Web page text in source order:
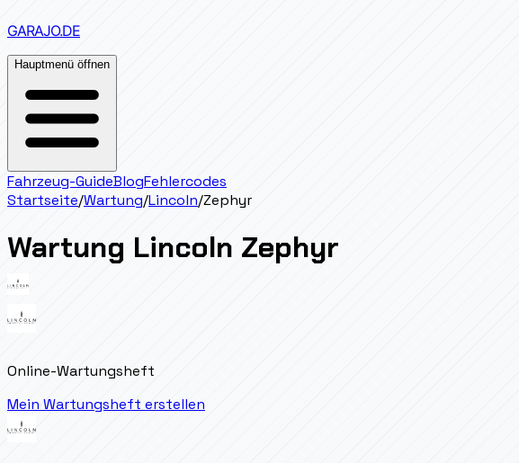
GARAJO.DE
Hauptmenü öffnen
Fahrzeug-GuideBlogFehlercodes
Startseite/Wartung/Lincoln/Zephyr
Wartung Lincoln Zephyr
Online-Wartungsheft
Mein Wartungsheft erstellen